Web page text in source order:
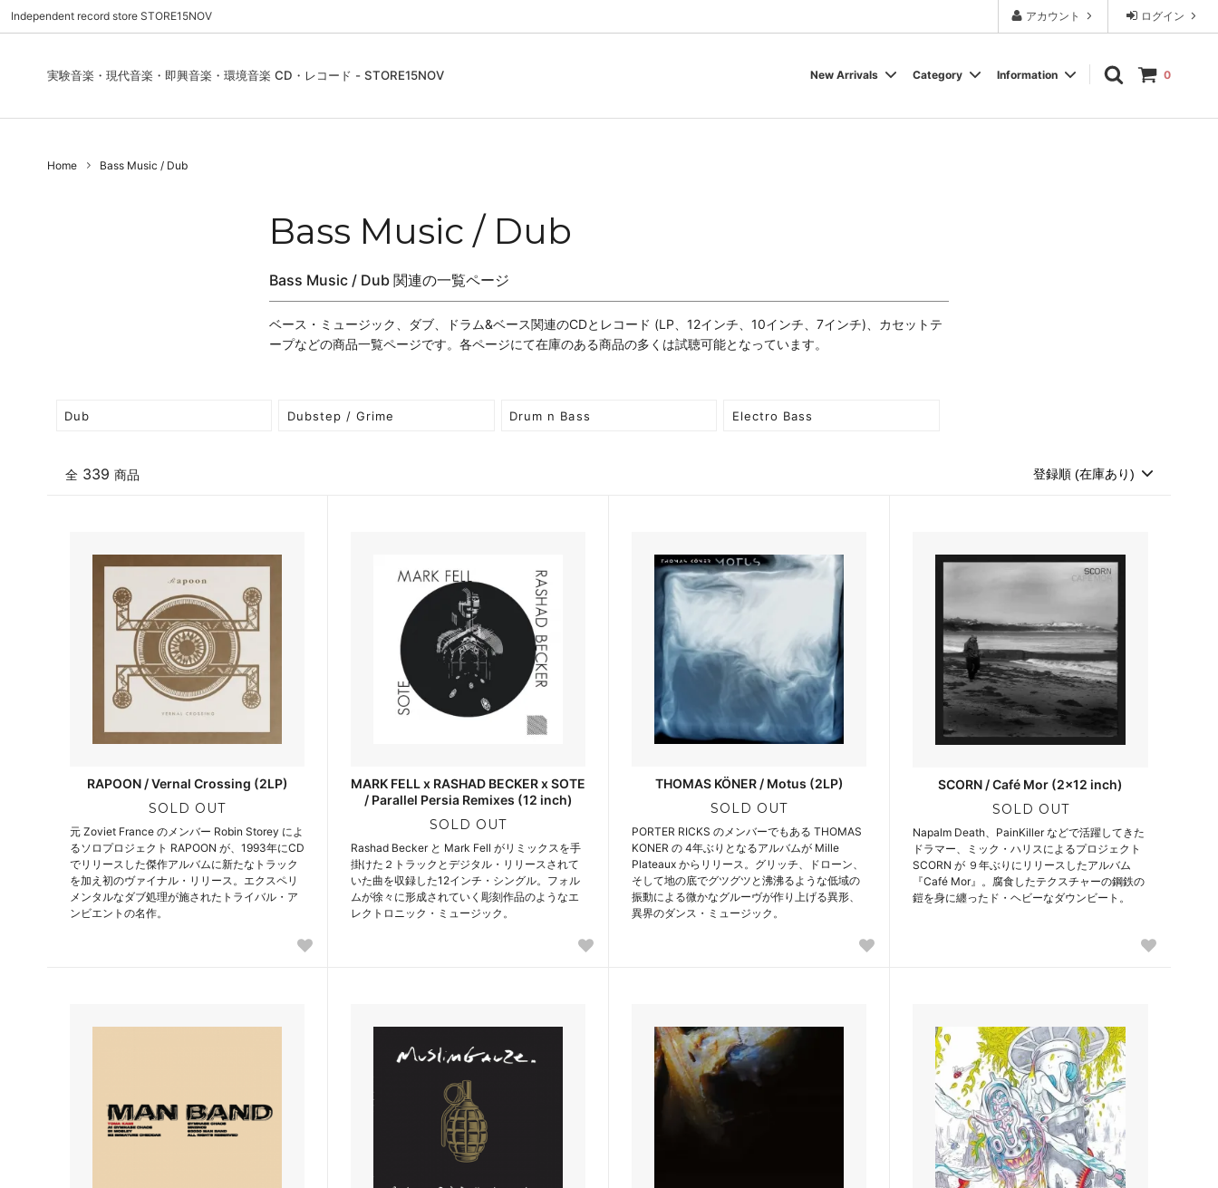
ログイン
アカウント
Independent record store STORE15NOV
実験音楽・現代音楽・即興音楽・環境音楽 CD・レコード - STORE15NOV 0
New Arrivals
Used - CD, Record
Category
Folk / World / Country
House
Wear, Accessory, Goods
Information
Contact Us | お問合わせ
Home Bass Music / Dub
Bass Music / Dub
Bass Music / Dub 関連の一覧ページ
ベース・ミュージック、ダブ、ドラム&ベース関連のCDとレコード (LP、12インチ、10インチ、7インチ)、カセットテ
ープなどの商品一覧ページです。各ページにて在庫のある商品の多くは試聴可能となっています。
Dub Dubstep / Grime Drum n Bass Electro Bass
全 339 商品
RAPOON / Vernal Crossing (2LP)
SOLD OUT
元 Zoviet France のメンバー Robin Storey によ
るソロプロジェクト RAPOON が、1993年にCD
でリリースした傑作アルバムに新たなトラック
を加え初のヴァイナル・リリース。エクスペリ
メンタルなダブ処理が施されたトライバル・ア
ンビエントの名作。
MARK FELL x RASHAD BECKER x SOTE
/ Parallel Persia Remixes (12 inch)
SOLD OUT
Rashad Becker と Mark Fell がリミックスを手
掛けた２トラックとデジタル・リリースされて
いた曲を収録した12インチ・シングル。フォル
ムが徐々に形成されていく彫刻作品のようなエ
レクトロニック・ミュージック。
THOMAS KÖNER / Motus (2LP)
SOLD OUT
PORTER RICKS のメンバーでもある THOMAS
KONER の 4年ぶりとなるアルバムが Mille
Plateaux からリリース。グリッチ、ドローン、
そして地の底でグツグツと沸沸るような低域の
振動による微かなグルーヴが作り上げる異形、
異界のダンス・ミュージック。
SCORN / Café Mor (2x12 inch)
SOLD OUT
Napalm Death、PainKiller などで活躍してきた
ドラマー、ミック・ハリスによるプロジェクト
SCORN が ９年ぶりにリリースしたアルバム
『Café Mor』。腐食したテクスチャーの鋼鉄の
鎧を身に纏ったド・ヘビーなダウンビート。